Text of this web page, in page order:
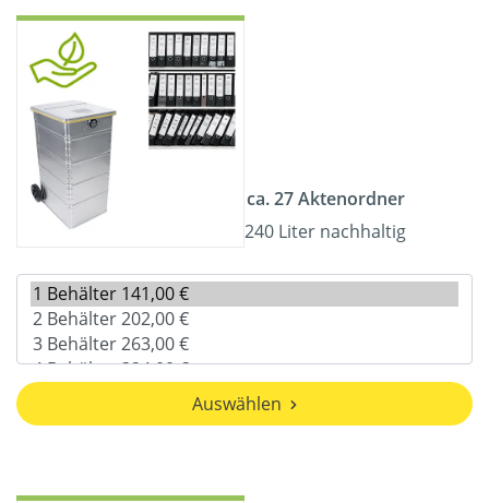
ca. 27 Aktenordner
240 Liter nachhaltig
Auswählen